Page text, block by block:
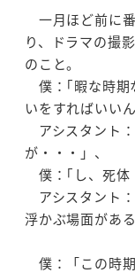
一月ほど前に
り、ドラマの撮
のこと。
僕：｢暇な時期
いをすればいい
アシスタント
が・・・」、
僕：｢し、死体
アシスタント
浮かぶ場面があ
いと思い
僕：「この時